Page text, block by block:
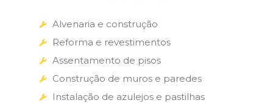
Alvenaria e construção
Reforma e revestimentos
Assentamento de pisos
Construção de muros e paredes
Instalação de azulejos e pastilhas